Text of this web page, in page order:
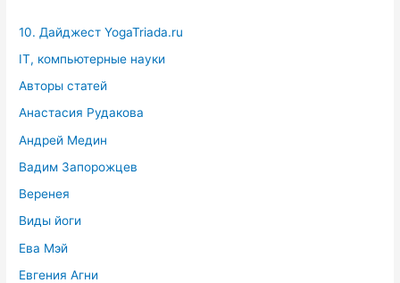
10. Дайджест YogaTriada.ru
IT, компьютерные науки
Авторы статей
Анастасия Рудакова
Андрей Медин
Вадим Запорожцев
Веренея
Виды йоги
Ева Мэй
Евгения Агни